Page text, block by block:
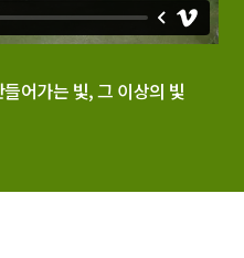
어가는 빛, 그 이상의 빛